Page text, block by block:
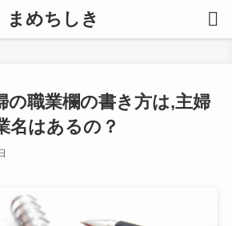
まめちしき
の職業欄の書き方は,主婦
名はあるの？